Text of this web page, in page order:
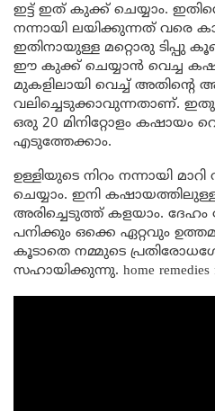
ഇട്ട് ഇത് കുക്ക് ചെയ്യാം.
നന്നായി ലയിക്കുന്നത് വരെ
ഇതിനായുള്ള മറ്റൊരു ടിപ്പു
ഈ കുക്ക് ചെയ്യാൻ വെച്ച
മുകളിലായി വെച്ച് അതിന്റെ
വലിച്ചെടുക്കാവുന്നതാണ്.
ഒരു 20 മിനിറ്റോളം കഷായം
എടുത്തേക്കാം.
ഉള്ളിയുടെ നിറം നന്നായി
ചെയ്യാം. ഇനി കഷായത്തിലുള്ള
അരിച്ചെടുത്ത് കളയാം.
പനിക്കും ഒക്കെ ഏറ്റവും
കൂടാതെ നമ്മുടെ
സഹായിക്കുന്നു. home remedies